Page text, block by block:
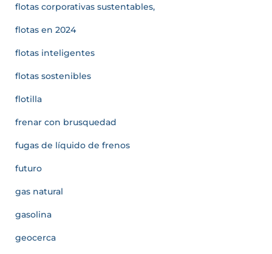
flotas corporativas sustentables,
flotas en 2024
flotas inteligentes
flotas sostenibles
flotilla
frenar con brusquedad
fugas de líquido de frenos
futuro
gas natural
gasolina
geocerca